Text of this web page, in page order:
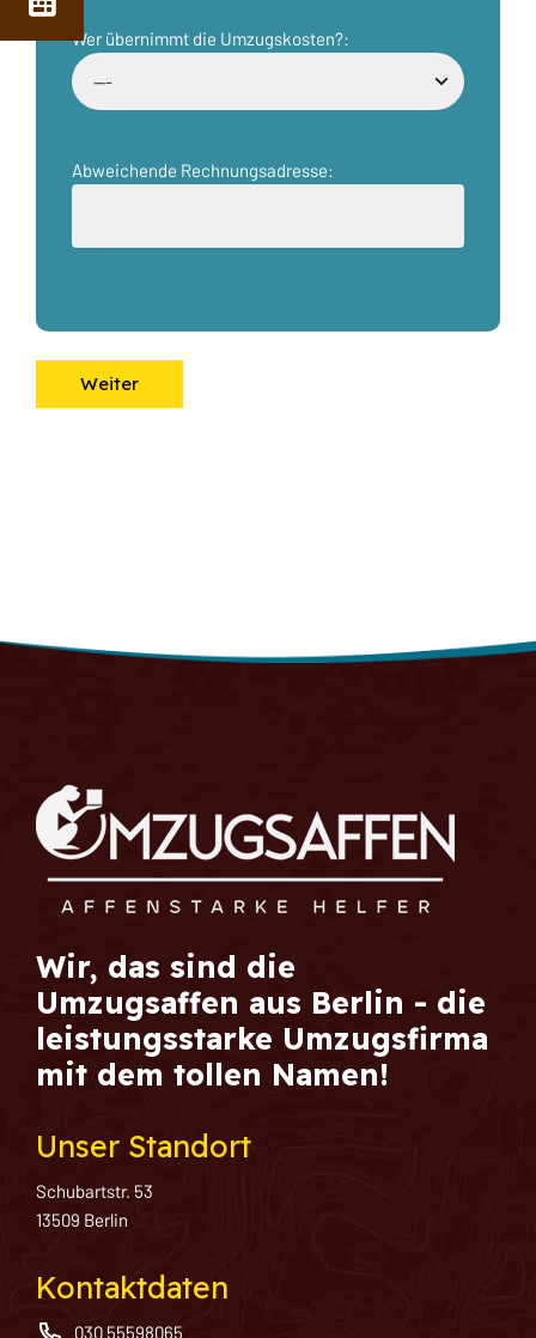
Wer übernimmt die Umzugskosten?:
Abweichende Rechnungsadresse:
Weiter
Wir, das sind die
Umzugsaffen aus Berlin - die
leistungsstarke Umzugsfirma
mit dem tollen Namen!
Unser Standort
Schubartstr. 53
13509 Berlin
Kontaktdaten
030 55598065